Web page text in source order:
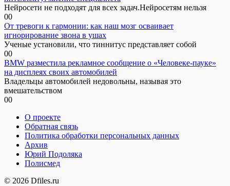
Нейросети не подходят для всех задач.Нейросетям нельзя
00
От тревоги к гармонии: как наш мозг осваивает
игнорирование звона в ушах
Ученые установили, что тиннитус представляет собой
00
BMW разместила рекламное сообщение о «Человеке-пауке»
на дисплеях своих автомобилей
Владельцы автомобилей недовольны, называя это
вмешательством
00
О проекте
Обратная связь
Политика обработки персональных данных
Архив
Юрий Подоляка
Полисмед
© 2026 Dfiles.ru